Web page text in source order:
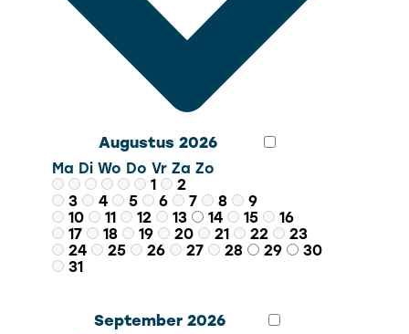
Augustus 2026
Ma Di Wo Do Vr Za Zo
1
2
3
4 5 6 7 8
9
10
11 12 13 14 15
16
17
18 19 20 21 22
23
24
25 26 27 28 29
30
31
September 2026